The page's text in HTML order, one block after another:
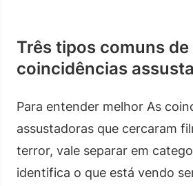
Três tipos comuns de
coincidências
Para entender melhor As
assustadoras que cercaram
terror, vale separar em
identifica o que está vendo